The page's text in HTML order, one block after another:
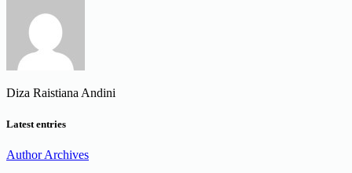
Diza Raistiana Andini
Latest entries
Author Archives